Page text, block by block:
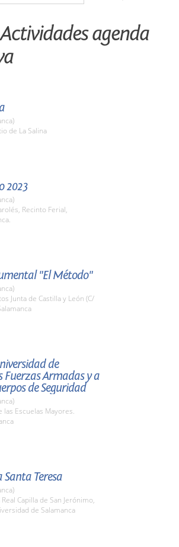
agenda
de La Salina
2023
Recinto Ferial,
"El Método"
Junta de Castilla y León (C/
de
Fuerzas Armadas y a
de Seguridad
las Escuelas Mayores.
Teresa
Capilla de San Jerónimo,
de Salamanca